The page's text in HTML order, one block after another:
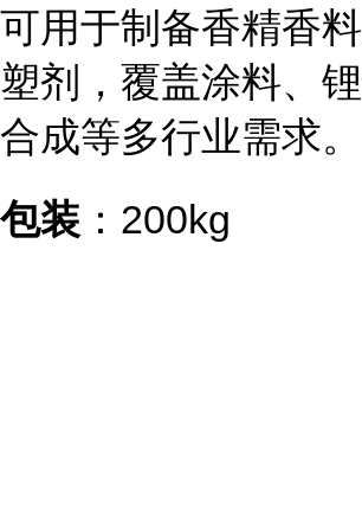
可用于制备香精香
塑剂，覆盖涂料、
合成等多行业需求。
包装 ：200kg